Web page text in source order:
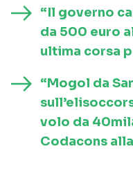
“Il governo
da 500 euro
ultima corsa
“Mogol da
volo da
Codacons